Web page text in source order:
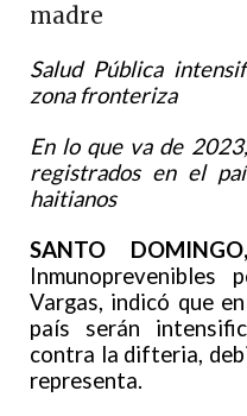
madre
Salud Pública
zona fronteriza
En lo que va de
registrados en el
haitianos
SANTO
Inmunoprevenibles
Vargas, indicó que
país serán
contra la difteria,
representa.